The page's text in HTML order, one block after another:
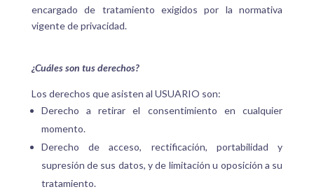
encargado de tratamiento exigidos por la normativa
vigente de privacidad.
¿Cuáles son tus derechos?
Los derechos que asisten al USUARIO son:
Derecho a retirar el consentimiento en cualquier
momento.
Derecho de acceso, rectificación, portabilidad y
supresión de sus datos, y de limitación u oposición a su
tratamiento.